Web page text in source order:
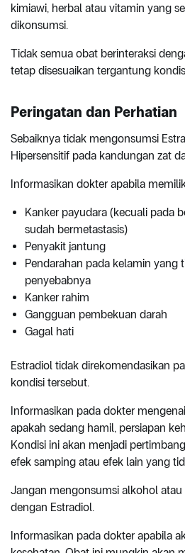
kimiawi, herbal atau vitamin yang
dikonsumsi.
Tidak semua obat berinteraksi
tetap disesuaikan tergantung
Peringatan dan Perhatian
Sebaiknya tidak mengonsumsi
Hipersensitif pada kandungan zat
Informasikan dokter apabila
Kanker payudara (kecuali pada
sudah bermetastasis)
Penyakit jantung
Pendarahan pada kelamin yang
penyebabnya
Kanker rahim
Gangguan pembekuan darah
Gagal hati
Estradiol tidak direkomendasikan
kondisi tersebut.
Informasikan pada dokter
apakah sedang hamil, persiapan
Kondisi ini akan menjadi
efek samping atau efek lain yang
Jangan mengonsumsi alkohol
dengan Estradiol.
Informasikan pada dokter apabila